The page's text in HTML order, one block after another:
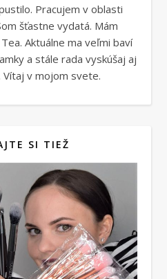
Pracujem v oblasti
šťastne vydatá. Mám
Aktuálne ma veľmi baví
a stále rada vyskúšaj aj
Vítaj v mojom svete.
SI TIEŽ